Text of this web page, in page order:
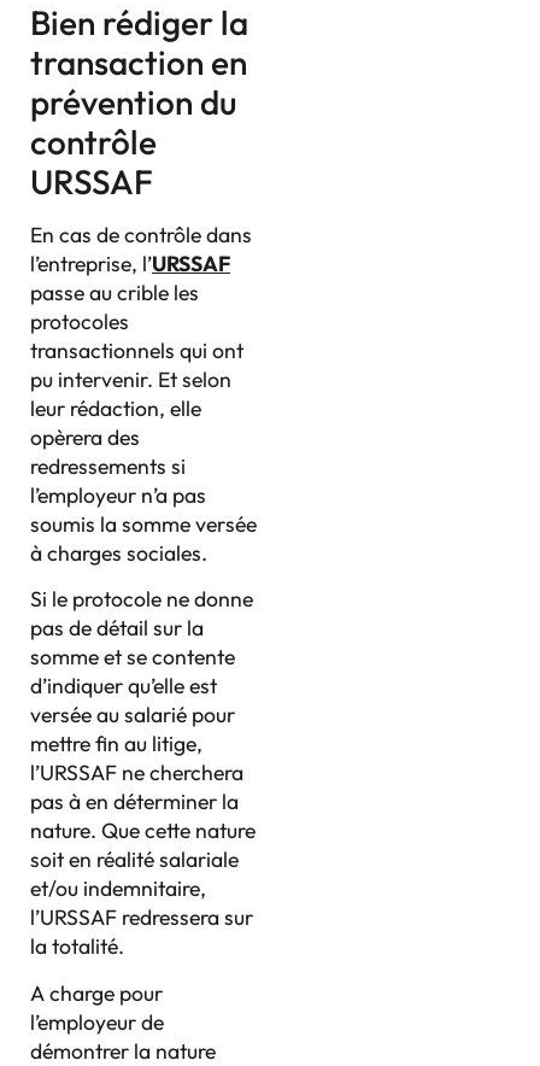
Bien rédiger la
transaction en
prévention du
contrôle
URSSAF
En cas de contrôle dans
l’entreprise, l’URSSAF
passe au crible les
protocoles
transactionnels qui ont
pu intervenir. Et selon
leur rédaction, elle
opèrera des
redressements si
l’employeur n’a pas
soumis la somme versée
à charges sociales.
Si le protocole ne donne
pas de détail sur la
somme et se contente
d’indiquer qu’elle est
versée au salarié pour
mettre fin au litige,
l’URSSAF ne cherchera
pas à en déterminer la
nature. Que cette nature
soit en réalité salariale
et/ou indemnitaire,
l’URSSAF redressera sur
la totalité.
A charge pour
l’employeur de
démontrer la nature